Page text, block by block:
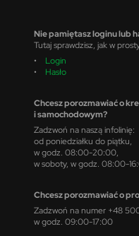
Nie pamiętasz loginu lub
Tutaj sprawdzisz, jak w
• Login
• Hasło
Chcesz porozmawiać o
i samochodowym?
Zadzwoń na naszą infolinię:
od poniedziałku do piątku,
w godz. 08:00-20:00,
w soboty, w godz. 08:00-
Chcesz porozmawiać o
Zadzwoń na numer +48
w godz. 09:00-17:00